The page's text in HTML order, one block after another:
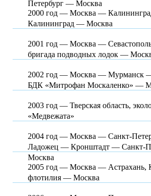
Петербург — Москва
2000 год — Москва —
Калининград — Москва
2001 год — Москва —
бригада подводных лодок —
2002 год — Москва — Мурманск —
БДК «Митрофан Москаленко» —
2003 год — Тверская область,
«Медвежата»
2004 год — Москва — Санкт-
Ладожец — Кронштадт — Санкт-
Москва
2005 год — Москва — Астрахань,
флотилия — Москва